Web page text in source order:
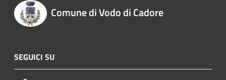
Comune di Vodo di Cadore
SEGUICI SU